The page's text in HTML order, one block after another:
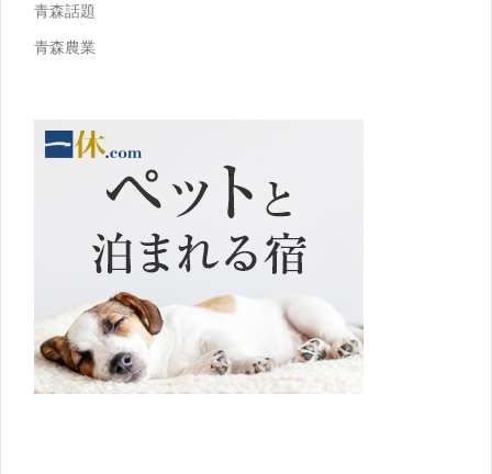
青森話題
青森農業